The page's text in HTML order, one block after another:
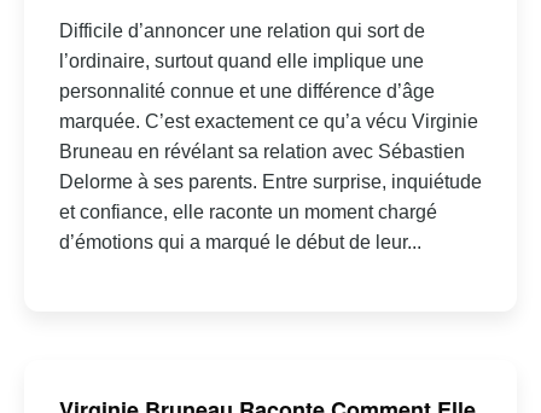
Difficile d’annoncer une relation qui sort de
l’ordinaire, surtout quand elle implique une
personnalité connue et une différence d’âge
marquée. C’est exactement ce qu’a vécu Virginie
Bruneau en révélant sa relation avec Sébastien
Delorme à ses parents. Entre surprise, inquiétude
et confiance, elle raconte un moment chargé
d’émotions qui a marqué le début de leur...